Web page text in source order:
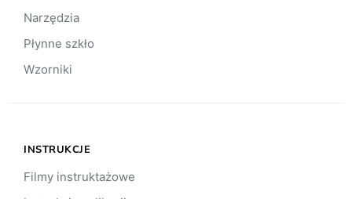
Narzędzia
Płynne szkło
Wzorniki
INSTRUKCJE
Filmy instruktażowe